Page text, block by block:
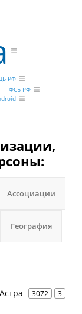
ФСБ РФ
РФ
Ассоциации
География
3072 3